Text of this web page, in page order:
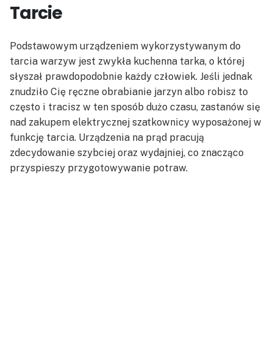
Tarcie
Podstawowym urządzeniem wykorzystywanym do
tarcia warzyw jest zwykła kuchenna tarka, o której
słyszał prawdopodobnie każdy człowiek. Jeśli jednak
znudziło Cię ręczne obrabianie jarzyn albo robisz to
często i tracisz w ten sposób dużo czasu, zastanów się
nad zakupem elektrycznej szatkownicy wyposażonej w
funkcję tarcia. Urządzenia na prąd pracują
zdecydowanie szybciej oraz wydajniej, co znacząco
przyspieszy przygotowywanie potraw.